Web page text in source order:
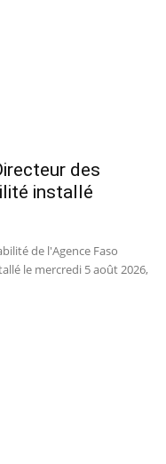
des
installé
de l'Agence Faso
le mercredi 5 août 2026,